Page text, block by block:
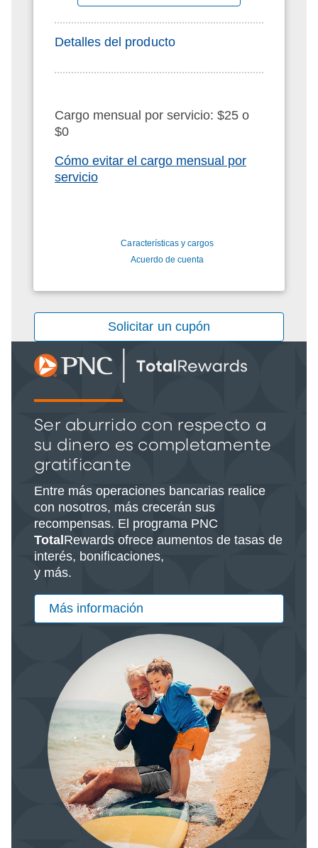
Detalles del producto
Cargo mensual por servicio: $25 o
$0
Cómo evitar el cargo mensual por
servicio
Características y cargos
Acuerdo de cuenta
Solicitar un cupón
Ser aburrido con respecto a
su dinero es completamente
gratificante
Entre más operaciones bancarias realice
con nosotros, más crecerán sus
recompensas. El programa PNC
Total Rewards ofrece aumentos de tasas de
interés, bonificaciones,
y más.
Más información